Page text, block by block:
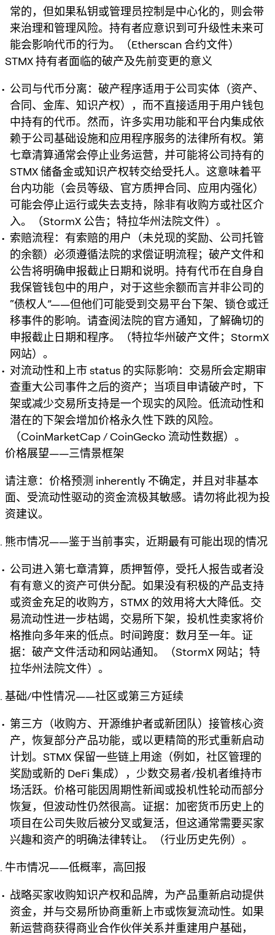
常的，但如果私钥或管理员控制是中心化的，则会带
来治理和管理风险。持有者应意识到可升级性未来可
能会影响代币的行为。（Etherscan 合约文件）
STMX 持有者面临的破产及先前变更的意义
公司与代币分离：破产程序适用于公司实体（资产、
合同、金库、知识产权），而不直接适用于用户钱包
中持有的代币。然而，许多实用功能和平台内集成依
赖于公司基础设施和应用程序服务的法律所有权。第
七章清算通常会停止业务运营，并可能将公司持有的
STMX 储备金或知识产权转交给受托人。这意味着平
台内功能（会员等级、官方质押合同、应用内强化）
可能会停止运行或失去支持，除非有收购方或社区介
入。（StormX 公告；特拉华州法院文件）。
索赔流程：有索赔的用户（未兑现的奖励、公司托管
的余额）必须遵循法院的求偿证明流程；破产文件和
公告将明确申报截止日期和说明。持有代币在自身自
我保管钱包中的用户，对于这些余额而言并非公司的
“债权人”——但他们可能受到交易平台下架、锁仓或迁
移事件的影响。请查阅法院的官方通知，了解确切的
申报截止日期和程序。（特拉华州破产文件；StormX
网站）。
对流动性和上市 status 的实际影响：交易所会定期审
查重大公司事件之后的资产；当项目申请破产时，下
架或减少交易所支持是一个现实的风险。低流动性和
潜在的下架会增加价格永久性下跌的风险。
（CoinMarketCap / CoinGecko 流动性数据）。
价格展望——三情景框架
请注意：价格预测 inherently 不确定，并且对非基本
面、受流动性驱动的资金流极其敏感。请勿将此视为投
资建议。
熊市情况——鉴于当前事实，近期最有可能出现的情况
公司进入第七章清算，质押暂停，受托人报告或者没
有有意义的资产可供分配。如果没有积极的产品支持
或资金充足的收购方，STMX 的效用将大大降低。交
易流动性进一步枯竭，交易所下架，投机性卖家将价
格推向多年来的低点。时间跨度：数月至一年。证
据：破产文件活动和网站通知。（StormX 网站；特
拉华州法院文件）。
基础/中性情况——社区或第三方延续
第三方（收购方、开源维护者或新团队）接管核心资
产，恢复部分产品功能，或以更精简的形式重新启动
计划。STMX 保留一些链上用途（例如，社区管理的
奖励或新的 DeFi 集成），少数交易者/投机者维持市
场活跃。价格可能因周期性新闻或投机性轮动而部分
恢复，但波动性仍然很高。证据：加密货币历史上的
项目在公司失败后被分叉或复活，但这通常需要买家
兴趣和资产的明确法律转让。（行业历史先例）。
牛市情况——低概率，高回报
战略买家收购知识产权和品牌，为产品重新启动提供
资金，并与交易所协商重新上市或恢复流动性。如果
新运营商获得商业合作伙伴关系并重建用户基础，